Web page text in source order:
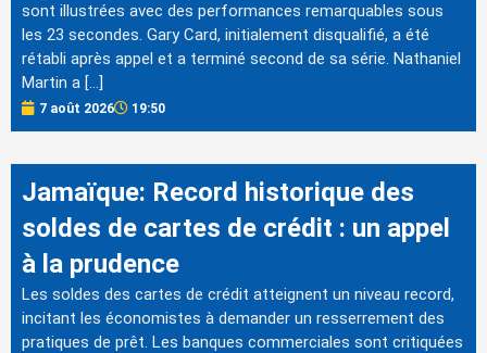
sont illustrées avec des performances remarquables sous
les 23 secondes. Gary Card, initialement disqualifié, a été
rétabli après appel et a terminé second de sa série. Nathaniel
Martin a […]
7 août 2026 19:50
Jamaïque: Record historique des
soldes de cartes de crédit : un appel
à la prudence
Les soldes des cartes de crédit atteignent un niveau record,
incitant les économistes à demander un resserrement des
pratiques de prêt. Les banques commerciales sont critiquées